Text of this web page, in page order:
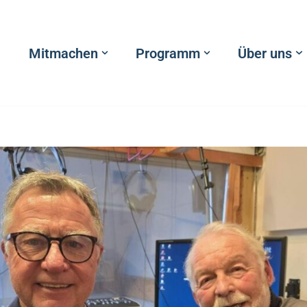
Mitmachen Programm Über uns